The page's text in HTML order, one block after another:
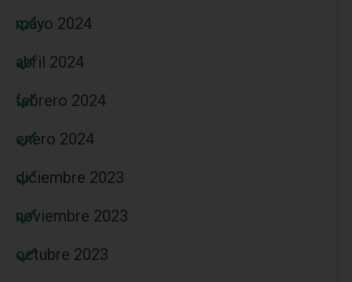
mayo 2024
abril 2024
febrero 2024
enero 2024
diciembre 2023
noviembre 2023
octubre 2023